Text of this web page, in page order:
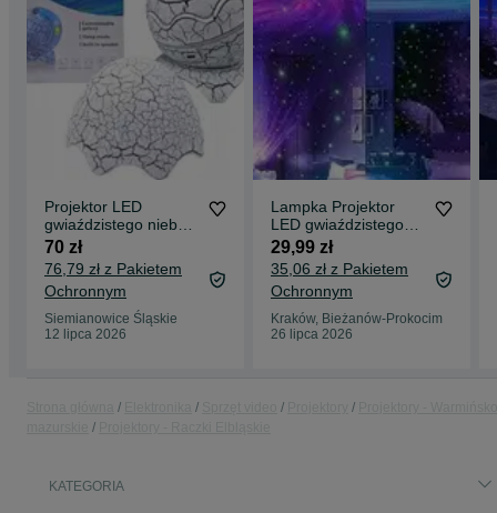
Projektor LED
gwiaździstego nieba
Z GŁOŚNIKIEM
BLUETOOTH z
pilotem
70 zł
76,79 zł z Pakietem
Ochronnym
Siemianowice Śląskie
12 lipca 2026
Lampka Projektor
LED gwiaździstego
nieba z pilotem
29,99 zł
35,06 zł z Pakietem
Ochronnym
Kraków, Bieżanów-Prokocim
26 lipca 2026
KATEGORIA